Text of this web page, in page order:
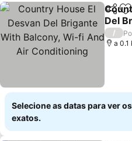
Del
Ver
/
a 0.1
Selecione as datas para ver
exatos.